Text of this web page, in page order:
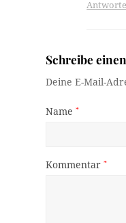
Schreibe
Deine E-Mail-
Name*
Kommentar*